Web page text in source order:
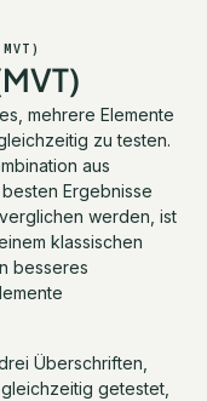
mehrere Elemente
zu testen.
aus
Ergebnisse
werden, ist
klassischen
besseres
Überschriften,
getestet,